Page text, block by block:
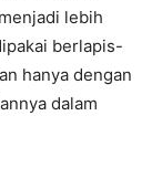
lebih
berlapis-
hanya dengan
dalam